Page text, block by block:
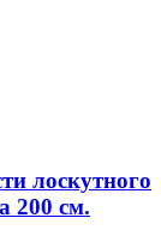
лоскутного
200 см.